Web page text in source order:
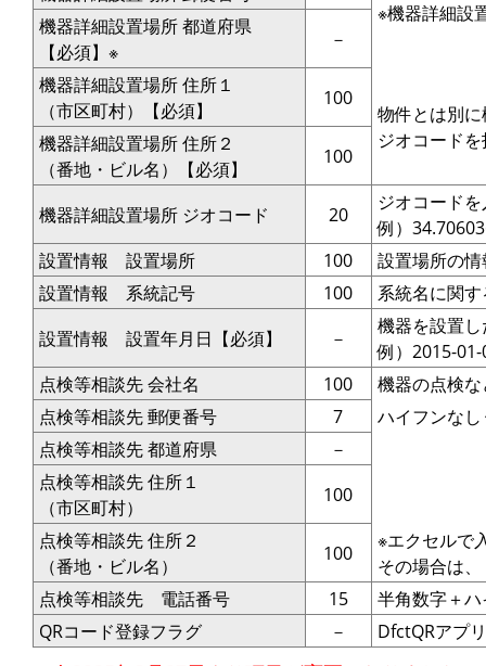
※機器詳細設
機器詳細設置場所 都道府県
【必須】※
－
機器詳細設置場所 住所１
（市区町村）【必須】
100
物件とは別
ジオコード
機器詳細設置場所 住所２
（番地・ビル名）【必須】
100
機器詳細設置場所 ジオコード 20
ジオコード
例）
設置情報 設置場所
100
設置場所の
設置情報 系統記号
100
系統名に関
設置情報 設置年月日【必須】
－
機器を設置
例）2015-
点検等相談先 会社名
100
機器の点検
点検等相談先 郵便番号
7
ハイフンな
点検等相談先 都道府県
－
点検等相談先 住所１
（市区町村）
100
点検等相談先 住所２
（番地・ビル名）
100
※エクセルで
その場合は
点検等相談先 電話番号
15
半角数字＋
QRコード登録フラグ
－ DfctQRアプ